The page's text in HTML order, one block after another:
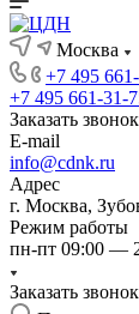
Москва
+7 495
+7 495 661-31-
Заказать звонок
E-mail
info@cdnk.ru
Адрес
г. Москва,
Режим работы
пн-пт 09:00 —
Заказать звонок